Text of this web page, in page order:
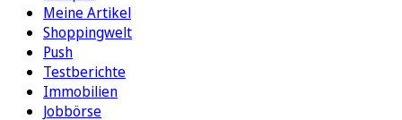
Meine Artikel
Shoppingwelt
Push
Testberichte
Immobilien
Jobbörse